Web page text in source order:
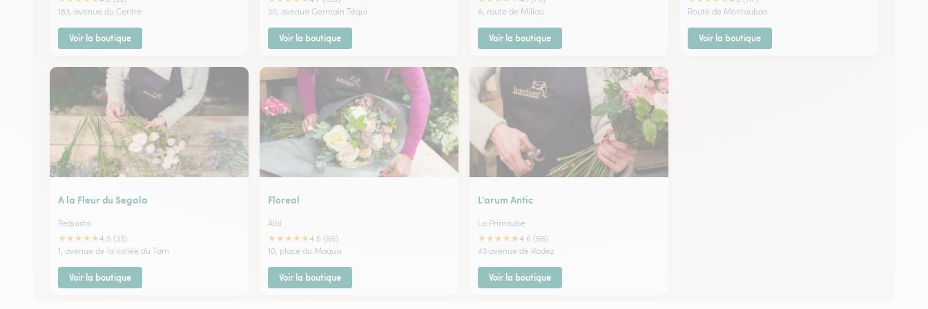
183, avenue du Centre
Voir la boutique
30, avenue Germain Téqui
Voir la boutique
6, route de Millau
Voir la boutique
Route de Montauban
Voir la boutique
A la Fleur du Segala
Requista
★★★★★4.9 (33)
1, avenue de la vallée du Tarn
Voir la boutique
Floreal
Albi
★★★★★4.5 (66)
10, place du Maquis
Voir la boutique
L’arum Antic
La Primaube
★★★★★4.6 (66)
43 avenue de Rodez
Voir la boutique